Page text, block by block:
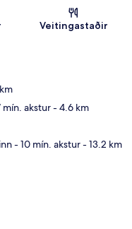
Veitingastaðir
mín. akstur- 4.6 km
- 10 mín. akstur- 13.2 km